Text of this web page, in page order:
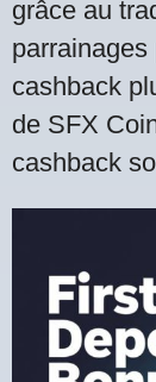
grâce au
cashback
de SFX
cashback